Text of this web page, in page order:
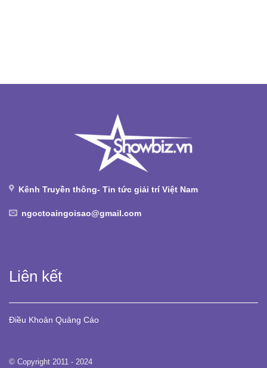
Kênh Truyền thông- Tin tức giải trí Việt Nam
ngoctoaingoisao@gmail.com
Liên kết
Điều Khoản Quảng Cáo
© Copyright 2011 - 2024